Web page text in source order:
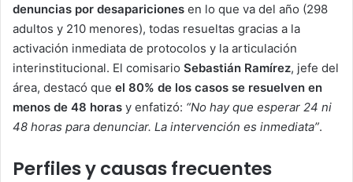
denuncias por desapariciones en lo que va del año (298
adultos y 210 menores), todas resueltas gracias a la
activación inmediata de protocolos y la articulación
interinstitucional. El comisario Sebastián Ramírez, jefe del
área, destacó que el 80% de los casos se resuelven en
menos de 48 horas y enfatizó: “No hay que esperar 24 ni
48 horas para denunciar. La intervención es inmediata”.
Perfiles y causas frecuentes